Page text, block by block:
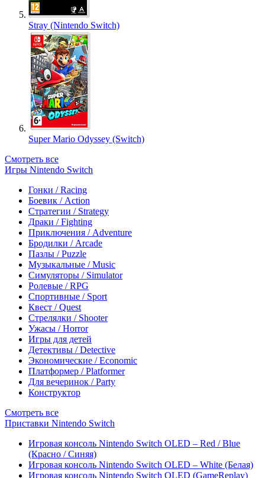
Stray (Nintendo Switch)
Super Mario Odyssey (Switch)
Смотреть все
Игры Nintendo Switch
Гонки / Racing
Боевик / Action
Стратегии / Strategy
Драки / Fighting
Приключения / Adventure
Бродилки / Arcade
Пазлы / Puzzle
Музыкальные / Music
Симуляторы / Simulator
Ролевые / RPG
Спортивные / Sport
Квест / Quest
Стрелялки / Shooter
Ужасы / Horror
Игры для детей
Детективы / Detective
Экономические / Economic
Платформер / Platformer
Для вечеринок / Party
Конструктор
Смотреть все
Приставки Nintendo Switch
Игровая консоль Nintendo Switch OLED – Red / Blue
(Красно / Синяя)
Игровая консоль Nintendo Switch OLED – White (Белая)
Игровая консоль Nintendo Switch OLED (GameReplay)